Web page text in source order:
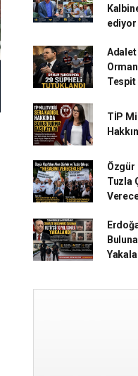
ediyor
Adalet
Tespit
TİP
Özgür
Tuzla